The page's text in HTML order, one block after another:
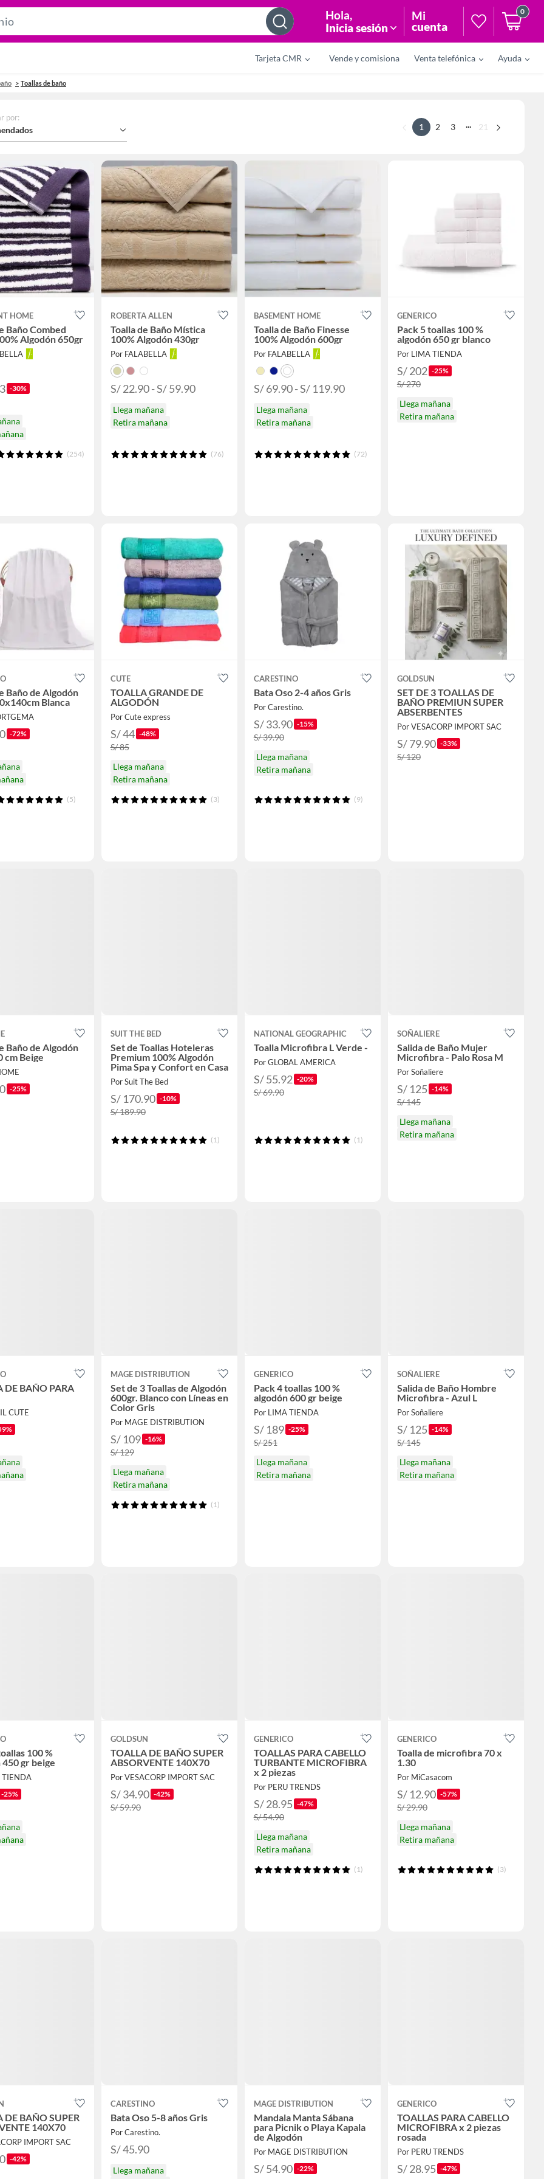
Bar
Hola,
Inicia sesión
Mi
cuenta
0
Tarjeta CMR Vende y comisiona Venta telefónica Ayuda
Toallas de baño
por:
1 2 3 ... 21
HOME
Baño Combed
Algodón 650gr
-30%
(254)
ROBERTA ALLEN
Toalla de Baño Mística
100% Algodón 430gr
Por FALABELLA
S/ 22.90 - S/ 59.90
Llega mañana
Retira mañana
(76)
BASEMENT HOME
Toalla de Baño Finesse
100% Algodón 600gr
Por FALABELLA
S/ 69.90 - S/ 119.90
Llega mañana
Retira mañana
(72)
GENERICO
Pack 5 toallas 100 %
algodón 650 gr blanco
Por LIMA TIENDA
S/ 202 -25%
S/ 270
Llega mañana
Retira mañana
Baño de Algodón
Blanca
-72%
(5)
CUTE
TOALLA GRANDE DE
ALGODÓN
Por Cute express
S/ 44 -48%
S/ 85
Llega mañana
Retira mañana
(3)
CARESTINO
Bata Oso 2-4 años Gris
Por Carestino.
S/ 33.90 -15%
S/ 39.90
Llega mañana
Retira mañana
(9)
GOLDSUN
SET DE 3 TOALLAS DE
BAÑO PREMIUN SUPER
ABSERBENTES
Por VESACORP IMPORT SAC
S/ 79.90 -33%
S/ 120
Baño de Algodón
cm Beige
-25%
SUIT THE BED
Set de Toallas Hoteleras
Premium 100% Algodón
Pima Spa y Confort en Casa
Por Suit The Bed
S/ 170.90 -10%
S/ 189.90
(1)
NATIONAL GEOGRAPHIC
Toalla Microfibra L Verde -
Por GLOBAL AMERICA
S/ 55.92 -20%
S/ 69.90
(1)
SOÑALIERE
Salida de Baño Mujer
Microfibra - Palo Rosa M
Por Soñaliere
S/ 125 -14%
S/ 145
Llega mañana
Retira mañana
DE BAÑO PARA
CUTE
MAGE DISTRIBUTION
Set de 3 Toallas de Algodón
600gr. Blanco con Líneas en
Color Gris
Por MAGE DISTRIBUTION
S/ 109 -16%
S/ 129
Llega mañana
Retira mañana
(1)
GENERICO
Pack 4 toallas 100 %
algodón 600 gr beige
Por LIMA TIENDA
S/ 189 -25%
S/ 251
Llega mañana
Retira mañana
SOÑALIERE
Salida de Baño Hombre
Microfibra - Azul L
Por Soñaliere
S/ 125 -14%
S/ 145
Llega mañana
Retira mañana
100 %
450 gr beige
TIENDA
-25%
GOLDSUN
TOALLA DE BAÑO SUPER
ABSORVENTE 140X70
Por VESACORP IMPORT SAC
S/ 34.90 -42%
S/ 59.90
GENERICO
TOALLAS PARA CABELLO
TURBANTE MICROFIBRA
x 2 piezas
Por PERU TRENDS
S/ 28.95 -47%
S/ 54.90
Llega mañana
Retira mañana
(1)
GENERICO
Toalla de microfibra 70 x
1.30
Por MiCasacom
S/ 12.90 -57%
S/ 29.90
Llega mañana
Retira mañana
(3)
DE BAÑO SUPER
140X70
IMPORT SAC
-42%
CARESTINO
Bata Oso 5-8 años Gris
Por Carestino.
S/ 45.90
Llega mañana
MAGE DISTRIBUTION
Mandala Manta Sábana
para Picnik o Playa Kapala
de Algodón
Por MAGE DISTRIBUTION
S/ 54.90 -22%
GENERICO
TOALLAS PARA CABELLO
MICROFIBRA x 2 piezas
rosada
Por PERU TRENDS
S/ 28.95 -47%